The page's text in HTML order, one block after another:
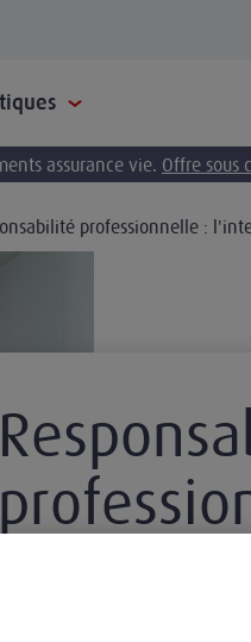
assurance vie. Offre sous
professionnelle :